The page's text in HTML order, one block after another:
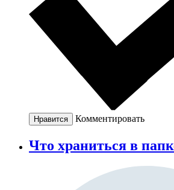
Нравится Комментировать
Что храниться в